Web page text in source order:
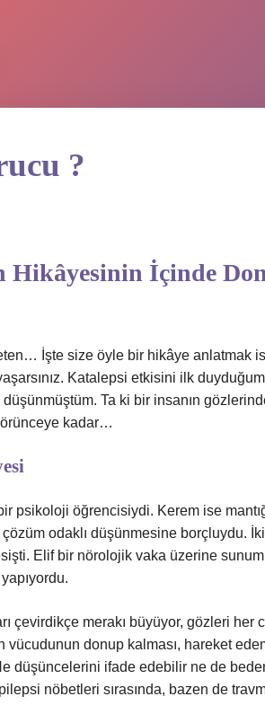
?
İçinde
İşte size öyle bir hikâye anlatmak
Katalepsi etkisini ilk
Ta ki bir insanın
kadar…
psikoloji öğrencisiydi. Kerem ise
odaklı düşünmesine borçluydu. İki
Elif bir nörolojik vaka üzerine sunum
çevirdikçe merakı büyüyor, gözleri her
donup kalması, hareket
düşüncelerini ifade edebilir ne de
nöbetleri sırasında, bazen de